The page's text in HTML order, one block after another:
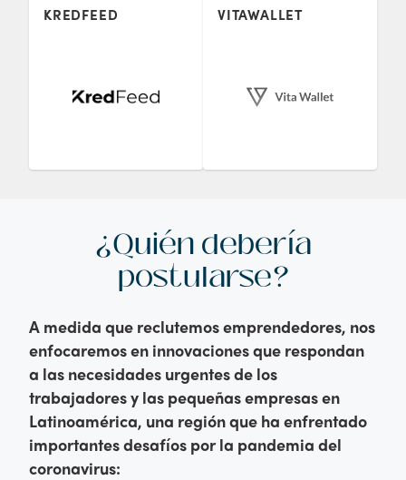
KREDFEED VITAWALLET
¿Quién debería
postularse?
A medida que reclutemos emprendedores, nos
enfocaremos en innovaciones que respondan
a las necesidades urgentes de los
trabajadores y las pequeñas empresas en
Latinoamérica, una región que ha enfrentado
importantes desafíos por la pandemia del
coronavirus: